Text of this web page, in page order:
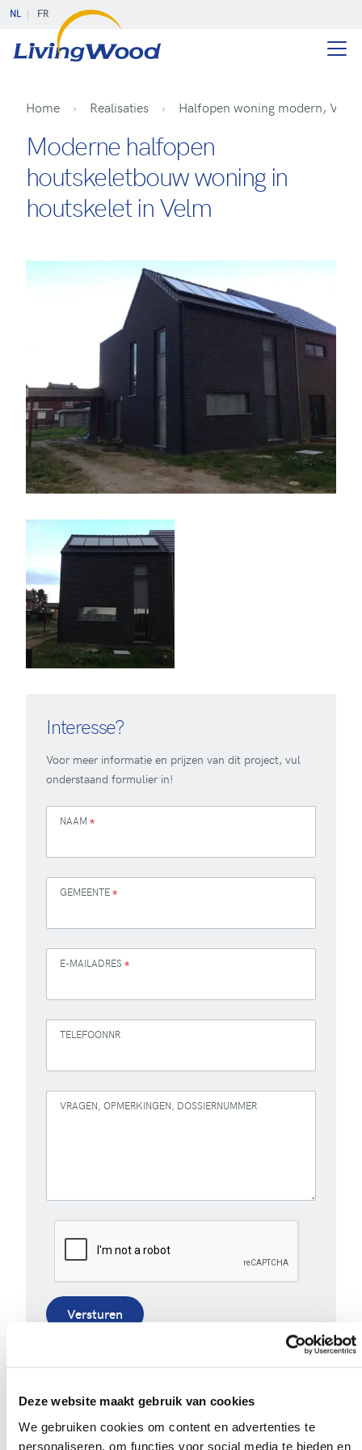
Deze website maakt gebruik van cookies
We gebruiken cookies om content en advertenties te
personaliseren, om functies voor social media te bieden en
NL FR
Home Realisaties Halfopen woning modern, Velm
Moderne halfopen
houtskeletbouw woning in
houtskelet in Velm
Interesse?
Voor meer informatie en prijzen van dit project, vul
onderstaand formulier in!
NAAM *
GEMEENTE*
E-MAILADRES *
TELEFOONNR
VRAGEN, OPMERKINGEN, DOSSIERNUMMER
Versturen
opmerking. Bekijk ons volledigprivacybeleid